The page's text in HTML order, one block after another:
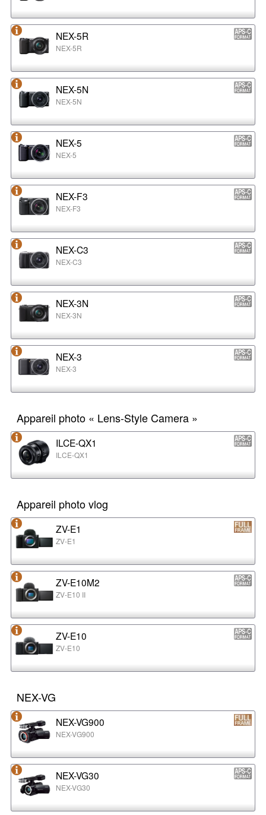
NEX-5R
NEX-5R
NEX-5N
NEX-5N
NEX-5
NEX-5
NEX-F3
NEX-F3
NEX-C3
NEX-C3
NEX-3N
NEX-3N
NEX-3
NEX-3
Appareil photo « Lens-Style Camera »
ILCE-QX1
ILCE-QX1
Appareil photo vlog
ZV-E1
ZV-E1
ZV-E10M2
ZV-E10 II
ZV-E10
ZV-E10
NEX-VG
NEX-VG900
NEX-VG900
NEX-VG30
NEX-VG30